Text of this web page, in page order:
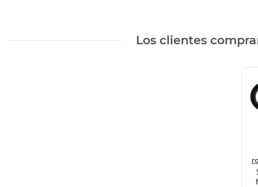
Los clientes